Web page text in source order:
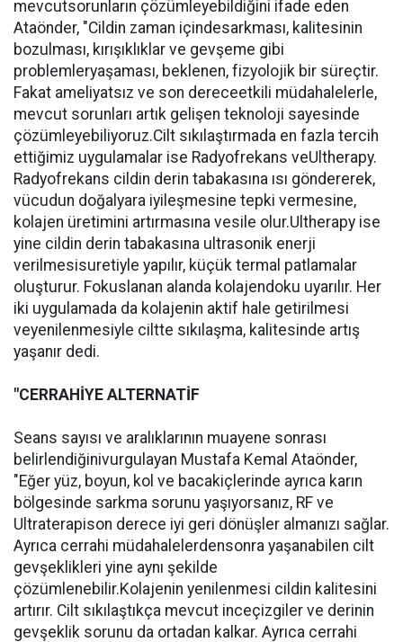
mevcutsorunların çözümleyebildiğini ifade eden
Ataönder, "Cildin zaman içindesarkması, kalitesinin
bozulması, kırışıklıklar ve gevşeme gibi
problemleryaşaması, beklenen, fizyolojik bir süreçtir.
Fakat ameliyatsız ve son dereceetkili müdahalelerle,
mevcut sorunları artık gelişen teknoloji sayesinde
çözümleyebiliyoruz.Cilt sıkılaştırmada en fazla tercih
ettiğimiz uygulamalar ise Radyofrekans veUltherapy.
Radyofrekans cildin derin tabakasına ısı göndererek,
vücudun doğalyara iyileşmesine tepki vermesine,
kolajen üretimini artırmasına vesile olur.Ultherapy ise
yine cildin derin tabakasına ultrasonik enerji
verilmesisuretiyle yapılır, küçük termal patlamalar
oluşturur. Fokuslanan alanda kolajendoku uyarılır. Her
iki uygulamada da kolajenin aktif hale getirilmesi
veyenilenmesiyle ciltte sıkılaşma, kalitesinde artış
yaşanır dedi.
"CERRAHİYE ALTERNATİF
Seans sayısı ve aralıklarının muayene sonrası
belirlendiğinivurgulayan Mustafa Kemal Ataönder,
"Eğer yüz, boyun, kol ve bacakiçlerinde ayrıca karın
bölgesinde sarkma sorunu yaşıyorsanız, RF ve
Ultraterapison derece iyi geri dönüşler almanızı sağlar.
Ayrıca cerrahi müdahalelerdensonra yaşanabilen cilt
gevşeklikleri yine aynı şekilde
çözümlenebilir.Kolajenin yenilenmesi cildin kalitesini
artırır. Cilt sıkılaştıkça mevcut inceçizgiler ve derinin
gevşeklik sorunu da ortadan kalkar. Ayrıca cerrahi